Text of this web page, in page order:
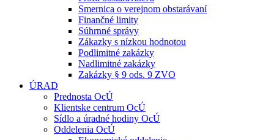
Smernica o verejnom obstarávaní
Finančné limity
Súhrnné správy
Zákazky s nízkou hodnotou
Podlimitné zakázky
Nadlimitné zakázky
Zakázky § 9 ods. 9 ZVO
ÚRAD
Prednosta OcÚ
Klientske centrum OcÚ
Sídlo a úradné hodiny OcÚ
Oddelenia OcÚ